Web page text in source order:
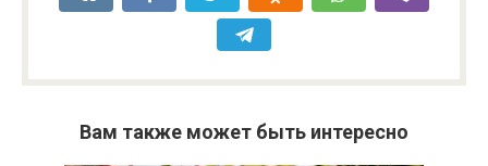
Вам также может быть интересно